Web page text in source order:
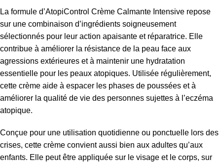
La formule d’AtopiControl Crème Calmante Intensive repose
sur une combinaison d’ingrédients soigneusement
sélectionnés pour leur action apaisante et réparatrice. Elle
contribue à améliorer la résistance de la peau face aux
agressions extérieures et à maintenir une hydratation
essentielle pour les peaux atopiques. Utilisée régulièrement,
cette crème aide à espacer les phases de poussées et à
améliorer la qualité de vie des personnes sujettes à l’eczéma
atopique.
Conçue pour une utilisation quotidienne ou ponctuelle lors des
crises, cette crème convient aussi bien aux adultes qu’aux
enfants. Elle peut être appliquée sur le visage et le corps, sur